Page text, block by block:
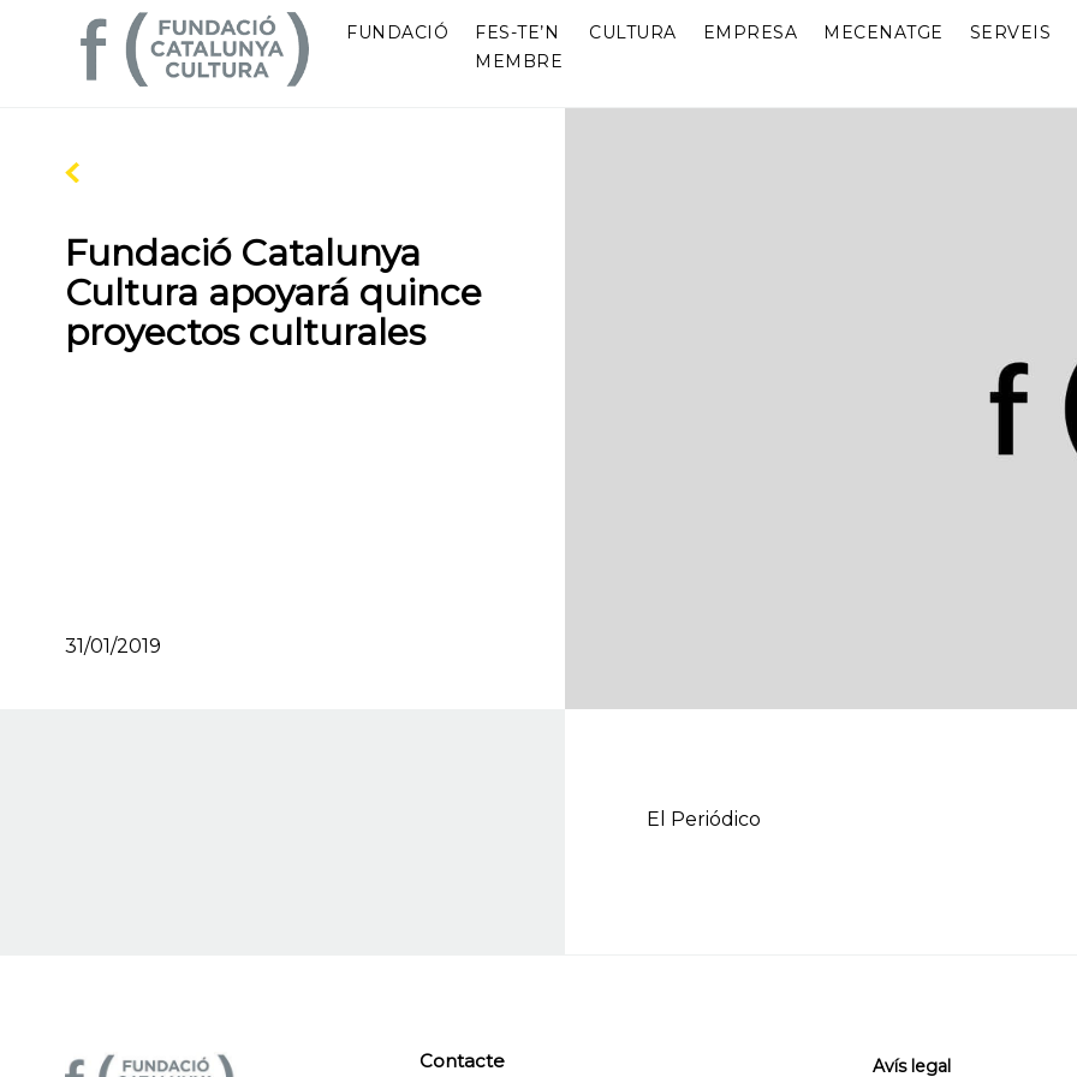
FUNDACIÓ
FES-TE’N
MEMBRE
CULTURA EMPRESA MECENATGE SERVEIS
Fundació Catalunya
Cultura apoyará quince
proyectos culturales
31/01/2019
El Periódico
Contacte Avís legal